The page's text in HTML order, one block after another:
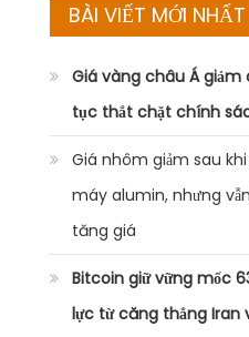
BÀI VIẾT MỚI NHẤT
Giá vàng châu Á giảm
tục thắt chặt chính
Giá nhôm giảm sau
máy alumin, nhưng
tăng giá
Bitcoin giữ vững mốc
lực từ căng thẳng Iran